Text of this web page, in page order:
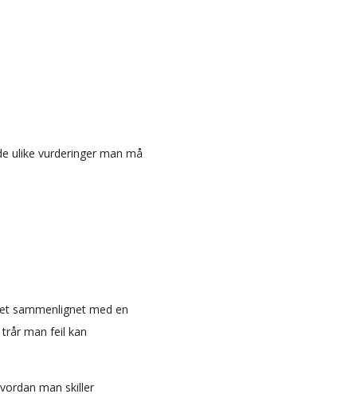
ulike vurderinger man må
sammenlignet med en
man feil kan
man skiller